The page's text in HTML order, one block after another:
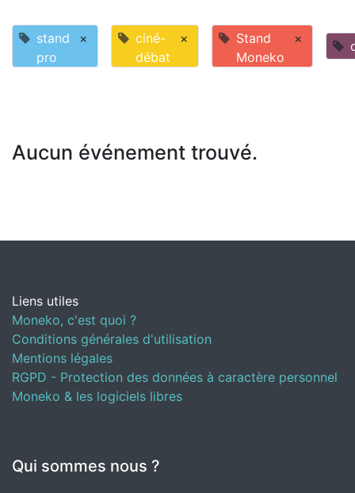
stand
pro
×
ciné-
débat
×
Stand
Moneko
×
Aucun événement trouvé.
Liens utiles
Moneko, c'est quoi ?
Conditions générales d'utilisation
Mentions légales
RGPD - Protection des données à caractère personnel
Moneko & les logiciels libres
Qui sommes nous ?